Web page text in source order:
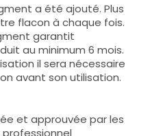
a été ajouté. Plus
flacon à chaque fois.
garantit
au minimum 6 mois.
il sera nécessaire
avant son utilisation.
et approuvée par les